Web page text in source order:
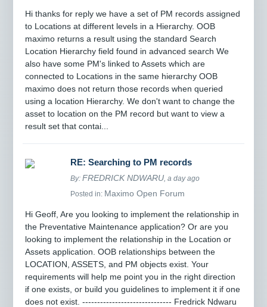
Hi thanks for reply we have a set of PM records assigned
to Locations at different levels in a Hierarchy. OOB
maximo returns a result using the standard Search
Location Hierarchy field found in advanced search We
also have some PM's linked to Assets which are
connected to Locations in the same hierarchy OOB
maximo does not return those records when queried
using a location Hierarchy. We don't want to change the
asset to location on the PM record but want to view a
result set that contai...
RE: Searching to PM records
By:FREDRICK NDWARU, a day ago
Posted in: Maximo Open Forum
Hi Geoff, Are you looking to implement the relationship in
the Preventative Maintenance application? Or are you
looking to implement the relationship in the Location or
Assets application. OOB relationships between the
LOCATION, ASSETS, and PM objects exist. Your
requirements will help me point you in the right direction
if one exists, or build you guidelines to implement it if one
does not exist. ------------------------------ Fredrick Ndwaru